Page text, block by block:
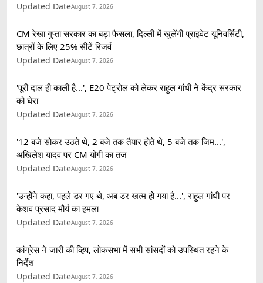
Updated DateAugust 7, 2026
CM रेखा गुप्ता सरकार का बड़ा फैसला, दिल्ली में खुलेंगी प्राइवेट यूनिवर्सिटी,
छात्रों के लिए 25% सीटें रिजर्व
Updated DateAugust 7, 2026
'पूरी दाल ही काली है...', E20 पेट्रोल को लेकर राहुल गांधी ने केंद्र सरकार
को घेरा
Updated DateAugust 7, 2026
'12 बजे सोकर उठते थे, 2 बजे तक तैयार होते थे, 5 बजे तक जिम...',
अखिलेश यादव पर CM योगी का तंज
Updated DateAugust 7, 2026
'उन्होंने कहा, पहले डर गए थे, अब डर खत्म हो गया है...', राहुल गांधी पर
केशव प्रसाद मौर्य का हमला
Updated DateAugust 7, 2026
कांग्रेस ने जारी की व्हिप, लोकसभा में सभी सांसदों को उपस्थित रहने के
निर्देश
Updated DateAugust 7, 2026